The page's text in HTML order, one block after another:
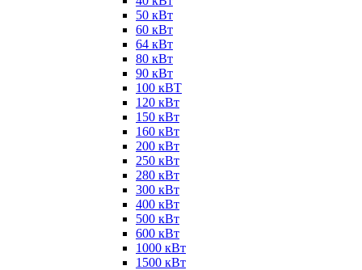
50 кВт
60 кВт
64 кВт
80 кВт
90 кВт
100 кВТ
120 кВт
150 кВт
160 кВт
200 кВт
250 кВт
280 кВт
300 кВт
400 кВт
500 кВт
600 кВт
1000 кВт
1500 кВт